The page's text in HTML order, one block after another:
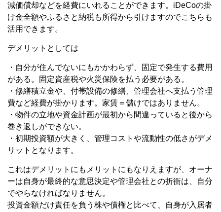
減価償却などを経費にいれることができます。iDeCoの掛
け金全額やふるさと納税も所得から引けますのでこちらも
活用できます。
デメリットとしては
・自分が住んでないにもかかわらず、固定で発生する費用
がある。固定資産税や火災保険を払う必要がある。
・修繕積立金や、付帯設備の修繕、管理会社へ支払う管理
費など経費が掛かります。家賃＝儲けではありません。
・物件の立地や資金計画が最初から間違っていると後から
巻き返しができない。
・初期投資額が大きく、管理コストや流動性の低さがデメ
リットとなります。
これはデメリットにもメリットにもなりえますが、オーナ
ーは自身が最終的な意思決定や管理会社との折衝は、自分
でやらなければなりません。
投資金額だけ責任を負う株や債権と比べて、自身が入居者